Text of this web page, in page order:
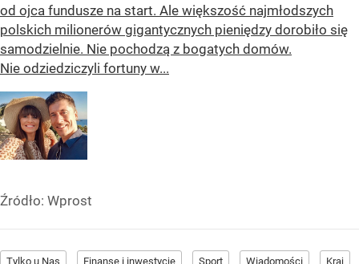
od ojca fundusze na start. Ale większość najmłodszych
polskich milionerów gigantycznych pieniędzy dorobiło się
samodzielnie. Nie pochodzą z bogatych domów.
Nie odziedziczyli fortuny w...
Źródło: Wprost
Tylko u Nas Finanse i inwestycje Sport Wiadomości Kraj